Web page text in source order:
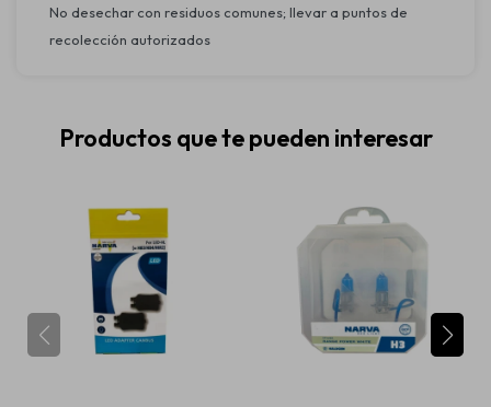
No desechar con residuos comunes; llevar a puntos de
recolección autorizados
Productos que te pueden interesar